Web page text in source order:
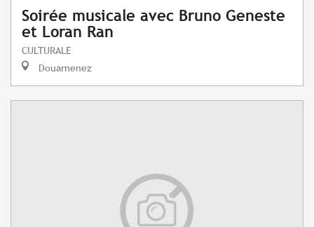
Soirée musicale avec Bruno Geneste
et Loran Ran
CULTURALE
Douarnenez